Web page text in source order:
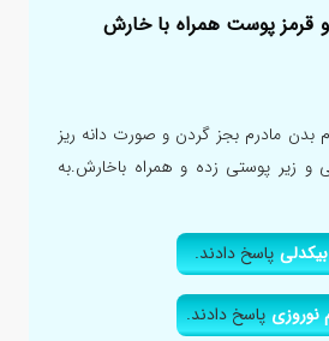
قرمز پوست همراه با خارش
بدن مادرم بجز گردن و صورت دانه ریز
و زیر پوستی زده و همراه باخارش.به
پاسخ دادند.
نوروزیپاسخ دادند.